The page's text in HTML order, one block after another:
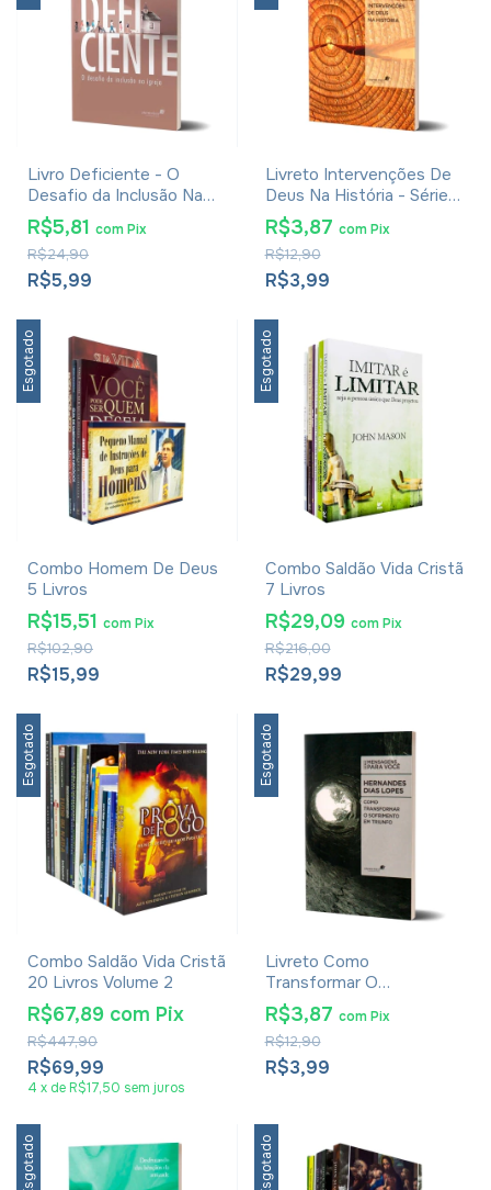
Livro Deficiente - O
Desafio da Inclusão Na
Igreja - Brenda Darke
R$5,99
R$24,90
R$5,81 comPix
Livreto Intervenções De
Deus Na História - Série
Mensagens Para Você -
Hernandes Dias Lopes
R$3,99
R$12,90
R$3,87 com Pix
Esgotado
Combo Homem De Deus
5 Livros
R$15,99
R$102,90
R$15,51 comPix
Esgotado
Combo Saldão Vida Cristã
7 Livros
R$29,99
R$216,00
R$29,09 com Pix
Esgotado
Combo Saldão Vida Cristã
20 Livros Volume 2
R$69,99
R$447,90
R$67,89 com Pix
4 x de R$17,50 sem juros
Esgotado
Livreto Como
Transformar O
Sofrimento Em Triunfo -
Série Mensagens Para
Você - Hernandes Dias
Lopes
R$3,99
R$12,90
R$3,87 com Pix
Esgotado Esgotado